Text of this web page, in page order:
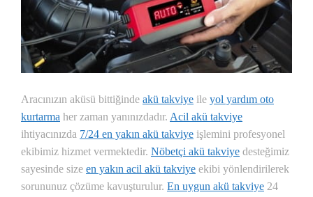
Aracınızın aküsü bittiğinde akü takviye ile yol yardım oto
kurtarma her zaman yanınızdadır. Acil akü takviye
ihtiyacınızda 7/24 en yakın akü takviye işlemini profesyonel
ekibimiz hizmet vermektedir. Nöbetçi akü takviye desteğimiz
sayesinde size en yakın acil akü takviye ekibi yönlendirilerek
sorununuz çözüme kavuşturulur. En uygun akü takviye 24